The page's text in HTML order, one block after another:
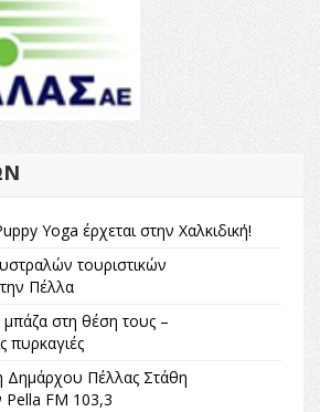
Yoga έρχεται στην Χαλκιδική!
τουριστικών
Πέλλα
στη θέση τους –
πυρκαγιές
Δημάρχου Πέλλας Στάθη
FM 103,3